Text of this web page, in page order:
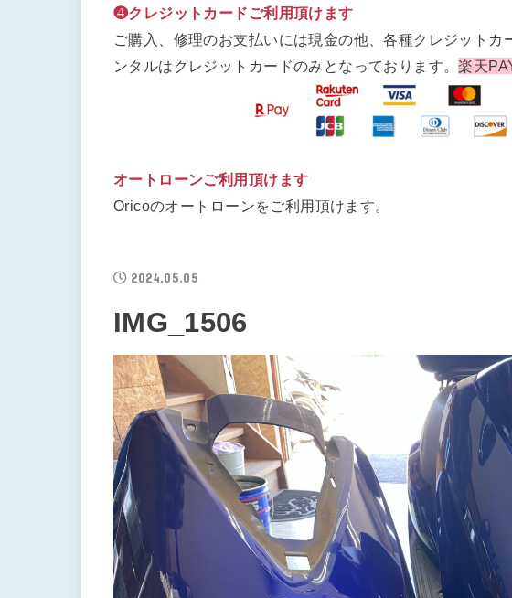
❹クレジットカードご利用頂けます
ご購入、修理のお支払いには現金の他、各種クレジット
ンタルはクレジットカードのみとなっております。楽天
オートローンご利用頂けます
Oricoのオートローンをご利用頂けます。
2024.05.05
IMG_1506